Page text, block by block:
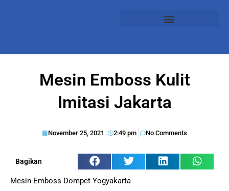
Mesin Emboss Kulit
Imitasi Jakarta
November 25, 2021 2:49 pm No Comments
Bagikan
Mesin Emboss Dompet Yogyakarta